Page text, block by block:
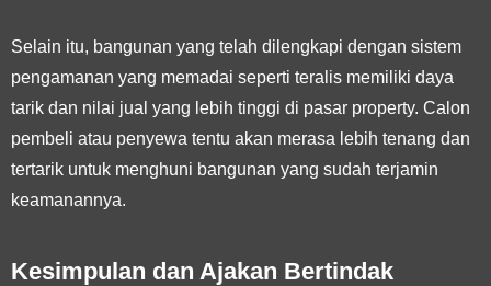
Selain itu, bangunan yang telah dilengkapi dengan sistem
pengamanan yang memadai seperti teralis memiliki daya
tarik dan nilai jual yang lebih tinggi di pasar property. Calon
pembeli atau penyewa tentu akan merasa lebih tenang dan
tertarik untuk menghuni bangunan yang sudah terjamin
keamanannya.
Kesimpulan dan Ajakan Bertindak